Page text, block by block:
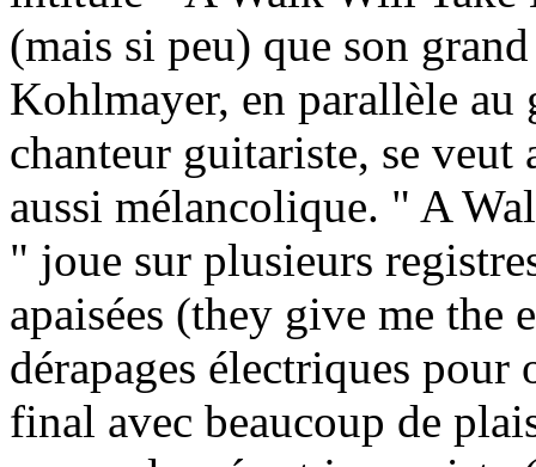
(mais si peu) que son
Kohlmayer, en parallèle
chanteur guitariste, se
aussi mélancolique. " A
" joue sur plusieurs
apaisées (they give me the
dérapages électriques
final avec beaucoup de